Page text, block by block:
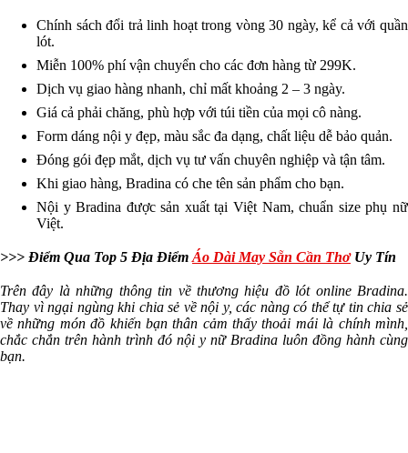
Chính sách đổi trả linh hoạt trong vòng 30 ngày, kể cả với quần
lót.
Miễn 100% phí vận chuyển cho các đơn hàng từ 299K.
Dịch vụ giao hàng nhanh, chỉ mất khoảng 2 – 3 ngày.
Giá cả phải chăng, phù hợp với túi tiền của mọi cô nàng.
Form dáng nội y đẹp, màu sắc đa dạng, chất liệu dễ bảo quản.
Đóng gói đẹp mắt, dịch vụ tư vấn chuyên nghiệp và tận tâm.
Khi giao hàng, Bradina có che tên sản phẩm cho bạn.
Nội y Bradina được sản xuất tại Việt Nam, chuẩn size phụ nữ
Việt.
>>> Điểm Qua Top 5 Địa Điểm Áo Dài May Sẵn Cần ThơUy Tín
Trên đây là những thông tin về thương hiệu đồ lót online Bradina.
Thay vì ngại ngùng khi chia sẻ về nội y, các nàng có thể tự tin chia sẻ
về những món đồ khiến bạn thân cảm thấy thoải mái là chính mình,
chắc chắn trên hành trình đó nội y nữ Bradina luôn đồng hành cùng
bạn.